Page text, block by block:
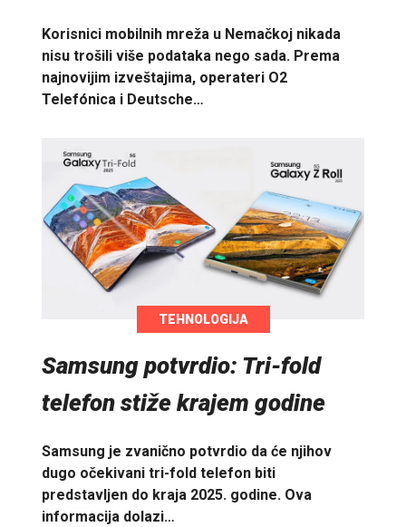
Korisnici mobilnih mreža u Nemačkoj nikada
nisu trošili više podataka nego sada. Prema
najnovijim izveštajima, operateri O2
Telefónica i Deutsche…
TEHNOLOGIJA
Samsung potvrdio: Tri-fold
telefon stiže krajem godine
Samsung je zvanično potvrdio da će njihov
dugo očekivani tri-fold telefon biti
predstavljen do kraja 2025. godine. Ova
informacija dolazi…